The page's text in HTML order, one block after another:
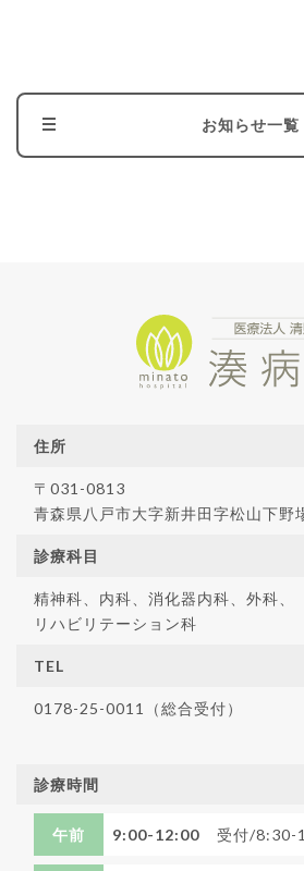
お知らせ一覧
住所
〒031-0813
青森県八戸市大字新井田字松山下
診療科目
精神科、内科、消化器内科、外科、
リハビリテーション科
TEL
0178-25-0011（総合受付）
診療時間
午前 9:00-12:00 受付/8:30-